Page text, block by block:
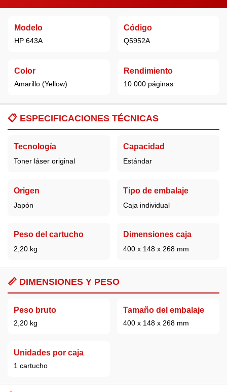
Modelo
HP 643A
Código
Q5952A
Color
Amarillo (Yellow)
Rendimiento
10 000 páginas
📋 ESPECIFICACIONES TÉCNICAS
Tecnología
Toner láser original
Capacidad
Estándar
Origen
Japón
Tipo de embalaje
Caja individual
Peso del cartucho
2,20 kg
Dimensiones caja
400 x 148 x 268 mm
📏 DIMENSIONES Y PESO
Peso bruto
2,20 kg
Tamaño del embalaje
400 x 148 x 268 mm
Unidades por caja
1 cartucho